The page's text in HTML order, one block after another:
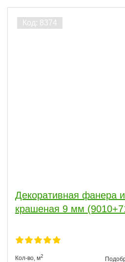
Декоративная фанера
крашеная 9 мм
Кол-во, м2